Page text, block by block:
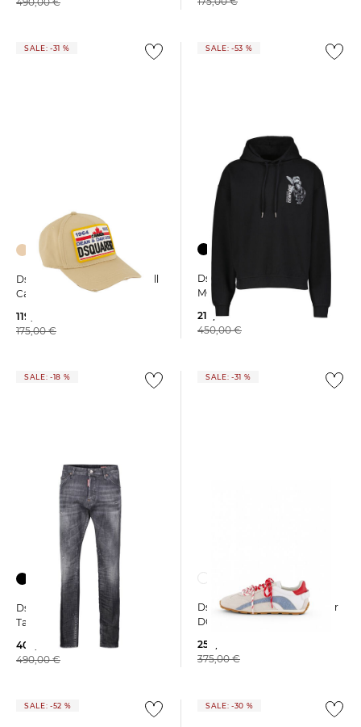
SALE: -31 %
Dsquared2 | Herren Baseball
Cap LOGO
119,99 €
175,00 €
SALE: -53 %
Dsquared2 | Herren Hoodie
MONKEY BUSINESS
212,55 €
450,00 €
SALE: -18 %
Dsquared2 | Herren Jeans
Tapered Fit
402,25 €
490,00 €
SALE: -31 %
Dsquared2 | Herren Sneaker
DC-642
259,99 €
375,00 €
SALE: -52 % SALE: -30 %